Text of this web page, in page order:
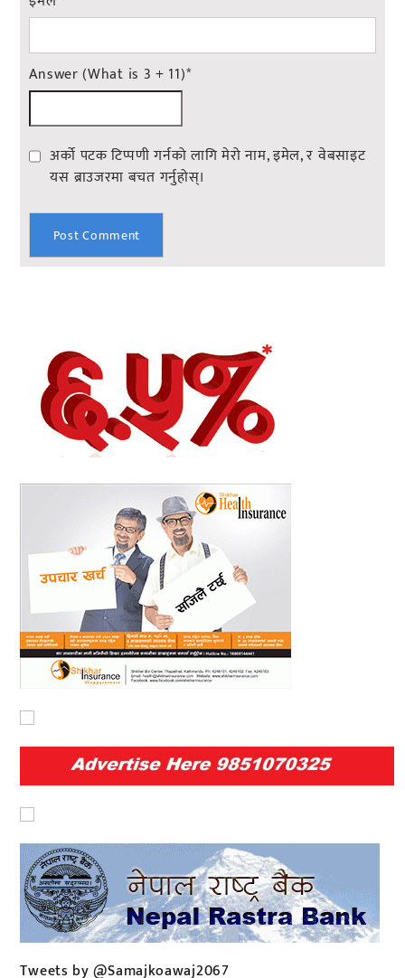
Answer (What is 3 + 11)*
अर्को पटक टिप्पणी गर्नको लागि मेरो नाम, इमेल, र वेबसाइट
यस ब्राउजरमा बचत गर्नुहोस्।
Tweets by @Samajkoawaj2067